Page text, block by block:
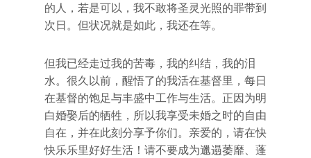
的人，若是可以，我不敢将圣灵光照的罪带到
次日。但状况就是如此，我还在等。
但我已经走过我的苦毒，我的纠结，我的泪
水。很久以前，醒悟了的我活在基督里，每日
在基督的饱足与丰盛中工作与生活。正因为明
白婚娶后的牺牲，所以我享受未婚之时的自由
自在，并在此刻分享予你们。亲爱的，请在快
快乐乐里好好生活！请不要成为邋遢萎靡、蓬